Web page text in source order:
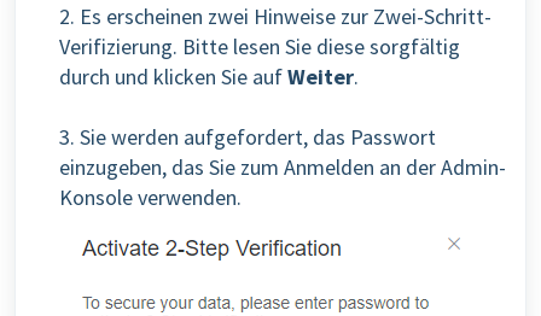
2. Es erscheinen zwei Hinweise zur Zwei-Schritt-
Verifizierung. Bitte lesen Sie diese sorgfältig
durch und klicken Sie aufWeiter.
3. Sie werden aufgefordert, das Passwort
einzugeben, das Sie zum Anmelden an der Admin-
Konsole verwenden.